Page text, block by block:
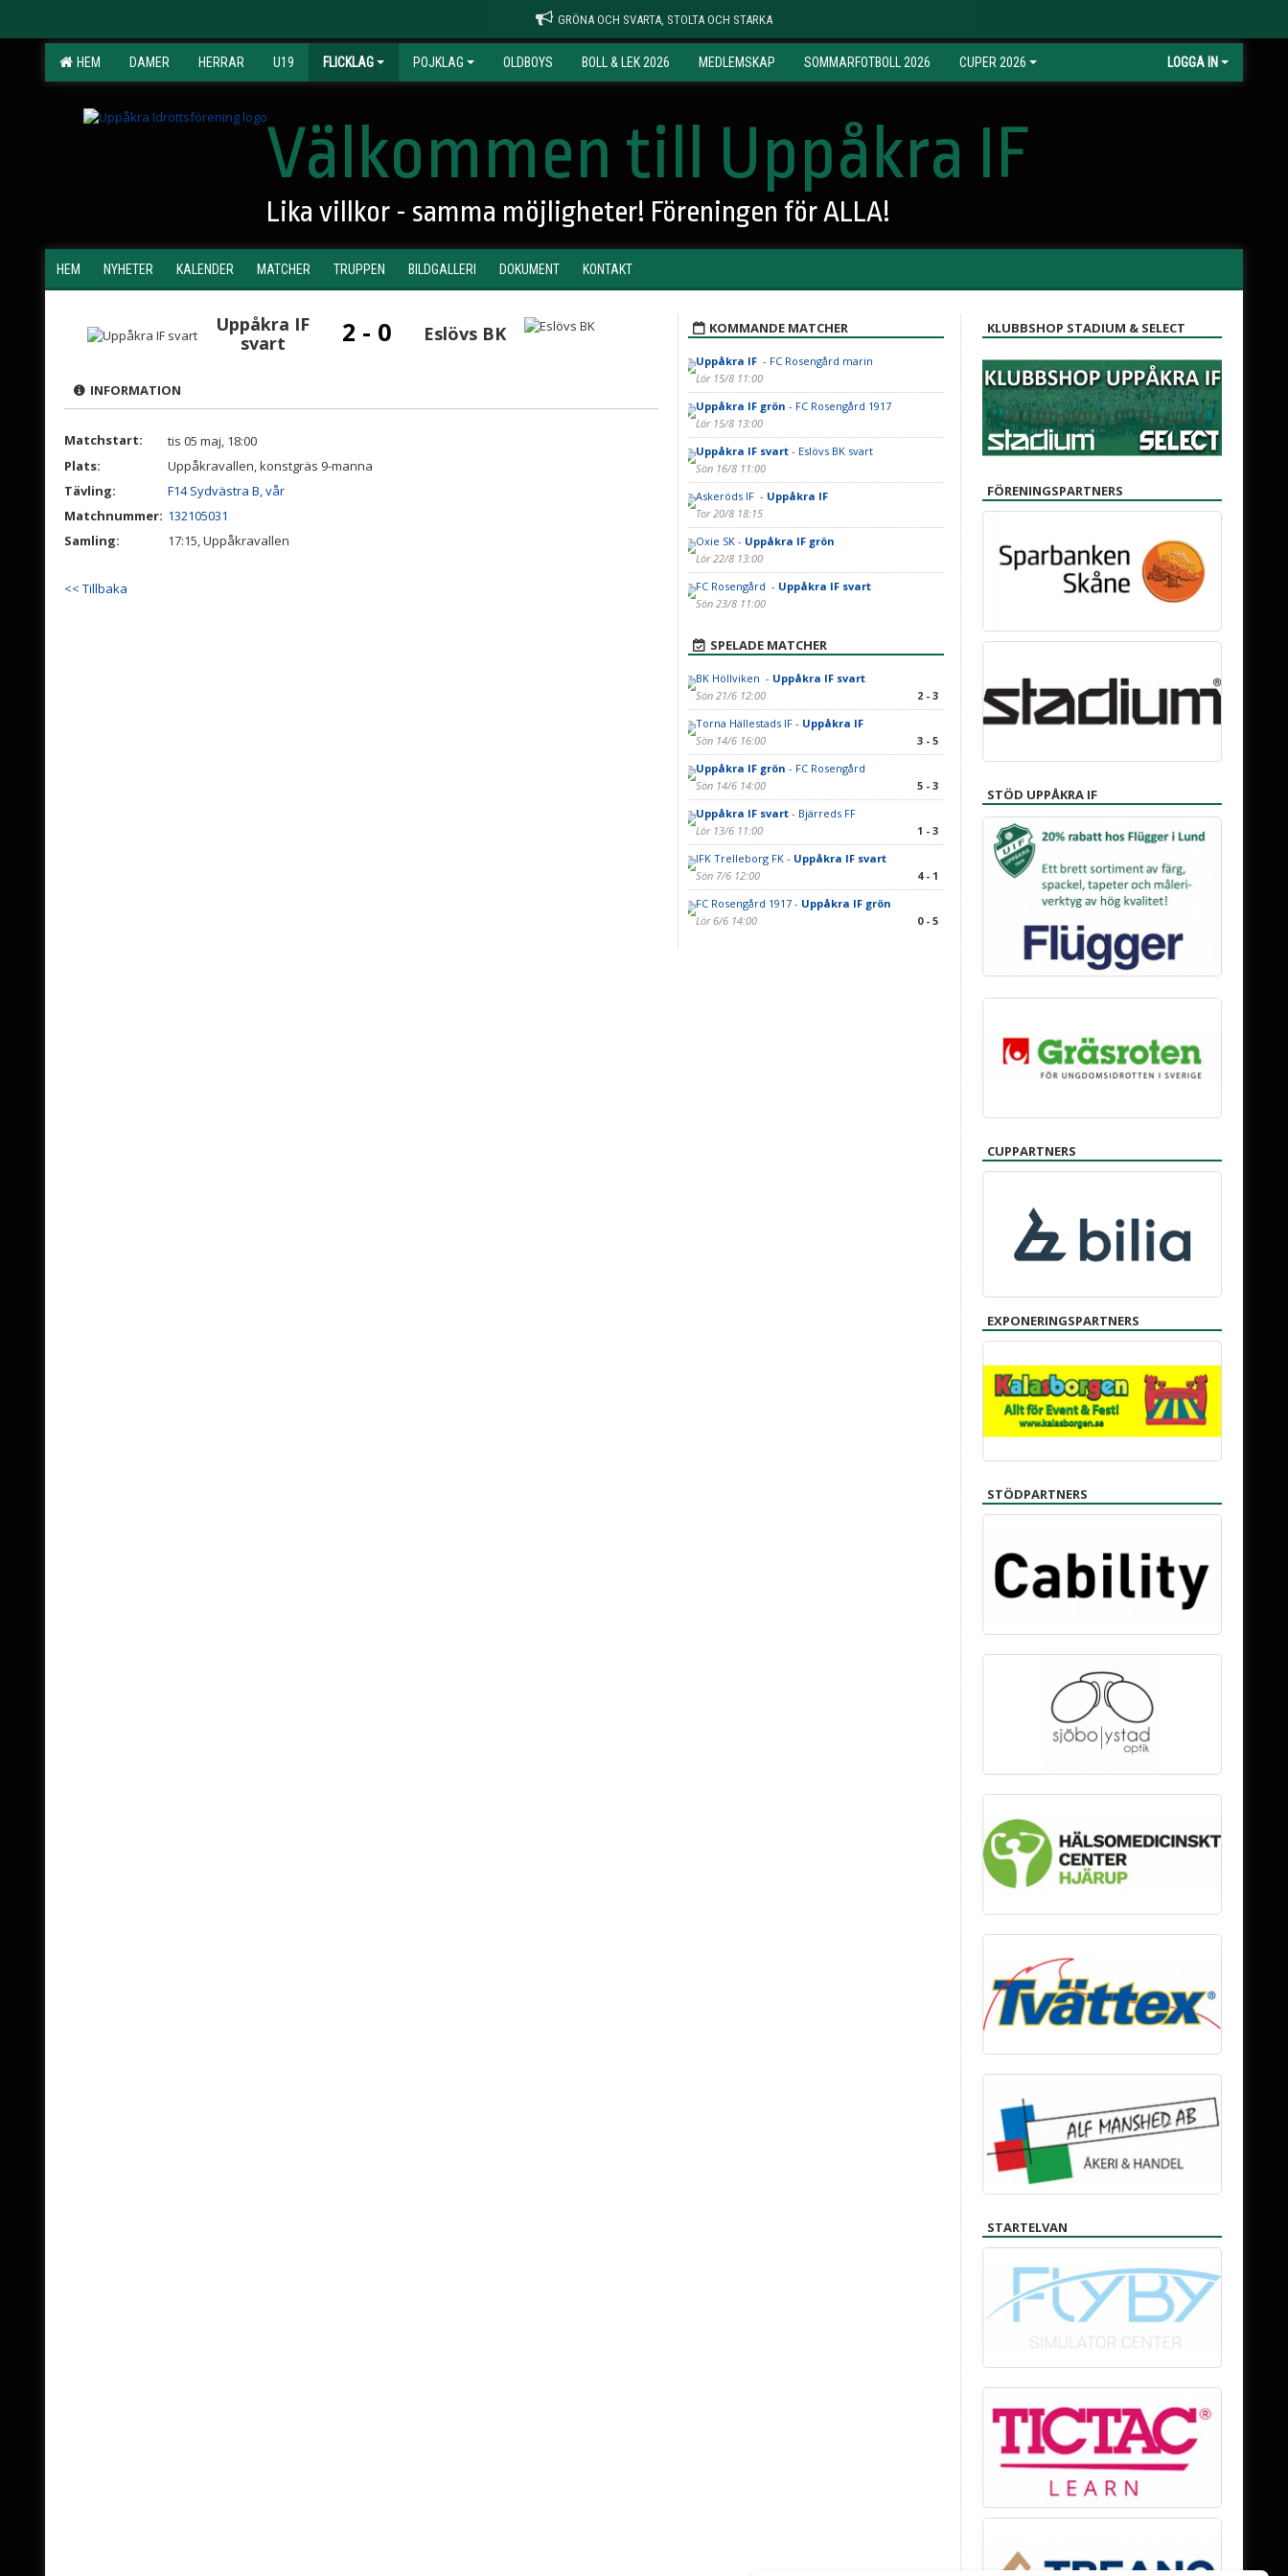
GRÖNA OCH SVARTA, STOLTA OCH STARKA
HEM DAMER HERRAR U19 FLICKLAG POJKLAG OLDBOYS BOLL & LEK 2026 MEDLEMSKAP SOMMARFOTBOLL 2026 CUPER 2026 LOGGA IN
Välkommen till Uppåkra IF
Lika villkor - samma möjligheter! Föreningen för ALLA!
HEM NYHETER KALENDER MATCHER TRUPPEN BILDGALLERI DOKUMENT KONTAKT
Uppåkra IF
svart
2 - 0 Eslövs BK
INFORMATION
Matchstart:
tis 05 maj, 18:00
Plats:
Uppåkravallen, konstgräs 9-manna
Tävling:
F14 Sydvästra B, vår
Matchnummer: 132105031
Samling:
17:15, Uppåkravallen
<< Tillbaka
KOMMANDE MATCHER
Uppåkra IF - FC Rosengård marin
Lör 15/8 11:00
Uppåkra IF grön - FC Rosengård 1917
Lör 15/8 13:00
Uppåkra IF svart- Eslövs BK svart
Sön 16/8 11:00
Askeröds IF - Uppåkra IF
Tor 20/8 18:15
Oxie SK - Uppåkra IF grön
Lör 22/8 13:00
FC Rosengård - Uppåkra IF svart
Sön 23/8 11:00
SPELADE MATCHER
BK Höllviken - Uppåkra IF svart
Sön 21/6 12:00
2 - 3
Torna Hällestads IF - Uppåkra IF
Sön 14/6 16:00
3 - 5
Uppåkra IF grön - FC Rosengård
Sön 14/6 14:00
5 - 3
Uppåkra IF svart- Bjärreds FF
Lör 13/6 11:00
1 - 3
IFK Trelleborg FK - Uppåkra IF svart
Sön 7/6 12:00
4 - 1
FC Rosengård 1917 - Uppåkra IF grön
Lör 6/6 14:00
0 - 5
KLUBBSHOP STADIUM & SELECT
FÖRENINGSPARTNERS
STÖD UPPÅKRA IF
CUPPARTNERS
EXPONERINGSPARTNERS
STÖDPARTNERS
STARTELVAN